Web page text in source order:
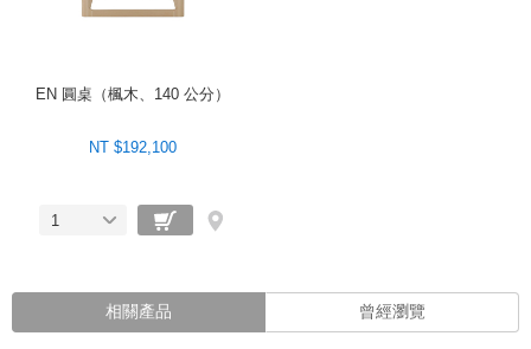
EN 圓桌（楓木、140 公分）
NT $192,100
1
相關產品 曾經瀏覽